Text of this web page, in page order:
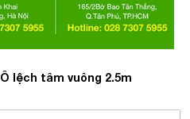
Ô lệch tâm vuông 2.5m